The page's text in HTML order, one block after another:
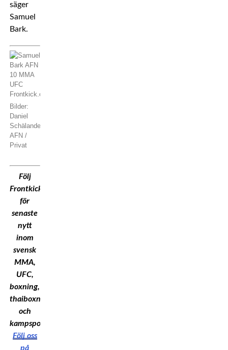
säger
Samuel
Bark.
Bilder:
Daniel
Schälander-
AFN /
Privat
Följ
Frontkick.Online
för
senaste
nytt
inom
svensk
MMA,
UFC,
boxning,
thaiboxning
och
kampsport!
Följ oss
på